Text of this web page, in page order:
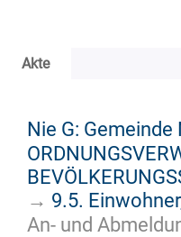
Akte
Nie G: Gemeinde
→ 9.5.
An- und